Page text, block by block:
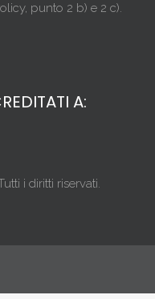
punto 2 b) e 2 c).
A:
i diritti riservati.